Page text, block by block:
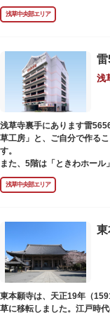
品・食玩、アパレル、日用
エンターテインメントをお届
浅草中央部エリア
雷
浅
浅草寺裏手にあります雷
草工房」と、ご自分で作る
す。
また、5階は「ときわホー
打合せなどでご利用いただ
浅草中央部エリア
東
東本願寺は、天正19年（
草に移転しました。江戸時